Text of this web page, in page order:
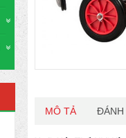
MÔ TẢ ĐÁNH